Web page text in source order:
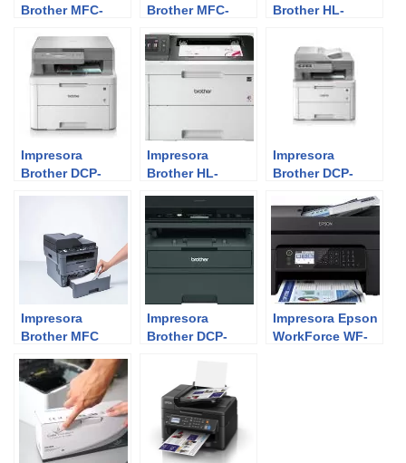
Brother MFC-
Review del
Experto
Brother MFC-
Review del
Experto
Brother HL-
Review del
Experto
Impresora
Brother DCP-
Impresora
Brother HL-
Review del
Experto
Impresora
Brother DCP-
Review del
Experto
Impresora
Brother MFC
Impresora
Brother DCP-
Experto
Impresora Epson
WorkForce WF-